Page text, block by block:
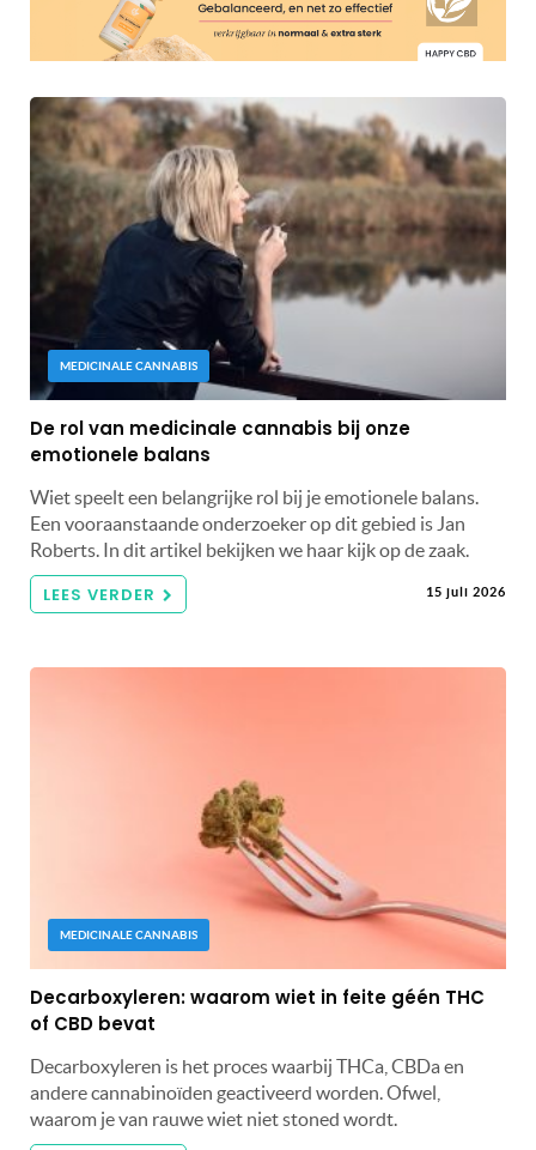
MEDICINALE CANNABIS
De rol van medicinale cannabis bij onze
emotionele balans
Wiet speelt een belangrijke rol bij je emotionele balans.
Een vooraanstaande onderzoeker op dit gebied is Jan
Roberts. In dit artikel bekijken we haar kijk op de zaak.
LEES VERDER 15 juli 2026
MEDICINALE CANNABIS
Decarboxyleren: waarom wiet in feite géén THC
of CBD bevat
Decarboxyleren is het proces waarbij THCa, CBDa en
andere cannabinoïden geactiveerd worden. Ofwel,
waarom je van rauwe wiet niet stoned wordt.